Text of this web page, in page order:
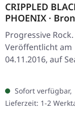
CRIPPLED
PHOENIX ·
DIGIPAK CD
Progressive Rock.
Veröffentlicht am
04.11.2016, auf
Mist. CD im
"Bronze" zeigt
Black Phoenix auf
Höhepunkt ihrer…
Sofort verfügbar,
Lieferzeit: 1-2